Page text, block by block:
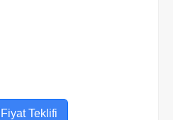
Fiyat Teklifi